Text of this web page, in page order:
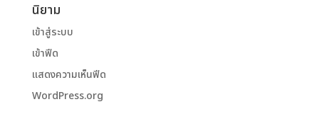
นิยาม
เข้าสู่ระบบ
เข้าฟีด
แสดงความเห็นฟีด
WordPress.org